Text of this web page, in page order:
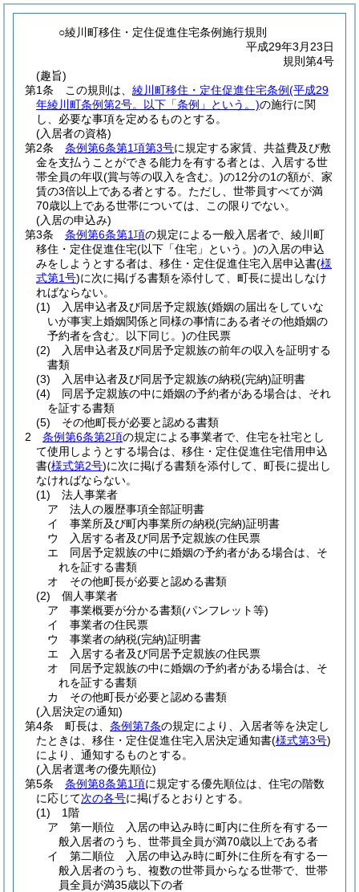
○綾川町移住・定住促進住宅条例施行規則
平成29年3月23日
規則第4号
(趣旨)
第1条
この規則は、 綾川町移住・定住促進住宅条例(平成29
年綾川町条例第2号。以下「条例」という。)の施行に関
し、必要な事項を定めるものとする。
(入居者の資格)
第2条
条例第6条第1項第3号に規定する家賃、共益費及び敷
金を支払うことができる能力を有する者とは、入居する世
帯全員の年収(賞与等の収入を含む。)の12分の1の額が、家
賃の3倍以上である者とする。 ただし、世帯員すべてが満
70歳以上である世帯については、この限りでない。
(入居の申込み)
第3条
条例第6条第1項の規定による一般入居者で、綾川町
移住・定住促進住宅(以下「住宅」という。)の入居の申込
みをしようとする者は、移住・定住促進住宅入居申込書(様
式第1号)に次に掲げる書類を添付して、町長に提出しなけ
ればならない。
(1)
入居申込者及び同居予定親族(婚姻の届出をしていな
いが事実上婚姻関係と同様の事情にある者その他婚姻の
予約者を含む。以下同じ。)の住民票
(2)
入居申込者及び同居予定親族の前年の収入を証明する
書類
(3)
入居申込者及び同居予定親族の納税(完納)証明書
(4)
同居予定親族の中に婚姻の予約者がある場合は、それ
を証する書類
(5)
その他町長が必要と認める書類
2
条例第6条第2項の規定による事業者で、住宅を社宅とし
て使用しようとする場合は、移住・定住促進住宅借用申込
書(様式第2号)に次に掲げる書類を添付して、町長に提出し
なければならない。
(1)
法人事業者
ア
法人の履歴事項全部証明書
イ
事業所及び町内事業所の納税(完納)証明書
ウ
入居する者及び同居予定親族の住民票
エ
同居予定親族の中に婚姻の予約者がある場合は、そ
れを証する書類
オ
その他町長が必要と認める書類
(2)
個人事業者
ア
事業概要が分かる書類(パンフレット等)
イ
事業者の住民票
ウ
事業者の納税(完納)証明書
エ
入居する者及び同居予定親族の住民票
オ
同居予定親族の中に婚姻の予約者がある場合は、そ
れを証する書類
カ
その他町長が必要と認める書類
(入居決定の通知)
第4条
町長は、 条例第7条の規定により、入居者等を決定し
たときは、移住・定住促進住宅入居決定通知書(様式第3号)
により、通知するものとする。
(入居者選考の優先順位)
第5条
条例第8条第1項に規定する優先順位は、住宅の階数
に応じて次の各号に掲げるとおりとする。
(1)
1階
ア
第一順位 入居の申込み時に町内に住所を有する一
般入居者のうち、世帯員全員が満70歳以上である者
イ
第二順位 入居の申込み時に町外に住所を有する一
般入居者のうち、複数の世帯員からなる世帯で、世帯
員全員が満35歳以下の者